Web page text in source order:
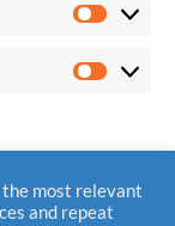
the most relevant
and repeat